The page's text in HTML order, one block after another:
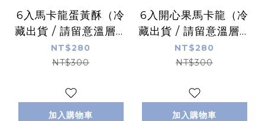
6入馬卡龍蛋黃酥（冷
藏出貨 / 請留意溫層下
單）
NT$280
NT$300
加入購物車
6入開心果馬卡龍（冷
藏出貨 / 請留意溫層下
單）
NT$280
NT$300
加入購物車